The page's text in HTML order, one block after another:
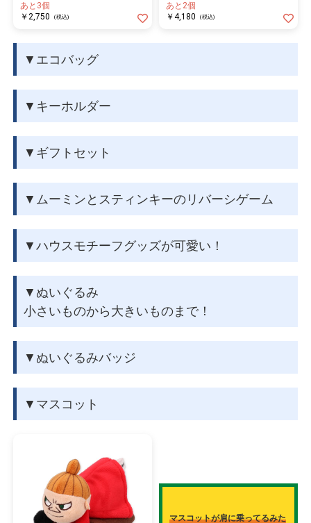
あと3個
￥2,750
(税込)
あと2個
￥4,180
(税込)
▼エコバッグ
▼キーホルダー
▼ギフトセット
▼ムーミンとスティンキーのリバーシゲーム
▼ハウスモチーフグッズが可愛い！
▼ぬいぐるみ
小さいものから大きいものまで！
▼ぬいぐるみバッジ
▼マスコット
マスコットが肩に乗ってるみた